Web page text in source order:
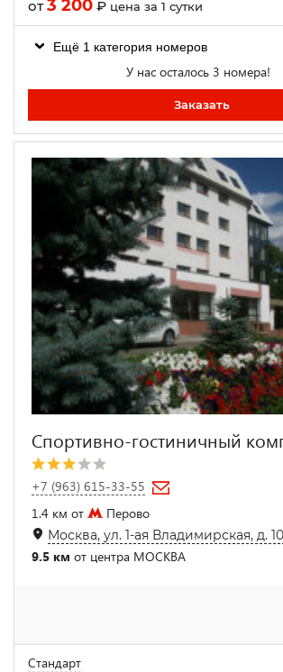
от3 200 ₽ цена за 1 сутки
Ещё 1 категория номеров
У нас осталось 3 номера!
Заказать
Спортивно-гостиничный
+7 (963) 615-33-55
1.4 км от
Перово
Москва, ул. 1-ая Владимирская, д.
9.5 км от центра МОСКВА
Стандарт